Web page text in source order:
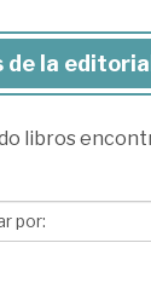
de la
libros